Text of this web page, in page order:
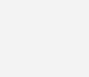
Sau khi có những
trên mạng bạn có
nghiệm chất lượng
amidan hốc mủ ở